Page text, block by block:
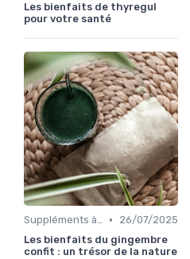
Les bienfaits de thyregul
pour votre santé
Suppléments à base de plantes •
26/07/2025
Les bienfaits du gingembre
confit : un trésor de la nature